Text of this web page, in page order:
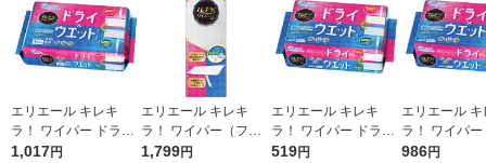
エリエール キレキ
ラ！ ワイパー ドライ
×ウエットシート 1パ
1,017円
エリエール キレキ
ラ！ ワイパー（フロ
ーリングワイパー）
1,799円
エリエール キレキ
ラ！ ワイパー ドライ
×ウエットシート 1パ
519円
エリエール キ
ラ！ ワイパ
×ウエットシ
986円